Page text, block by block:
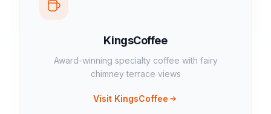
KingsCoffee
Award-winning specialty coffee with fairy
chimney terrace views
Visit KingsCoffee